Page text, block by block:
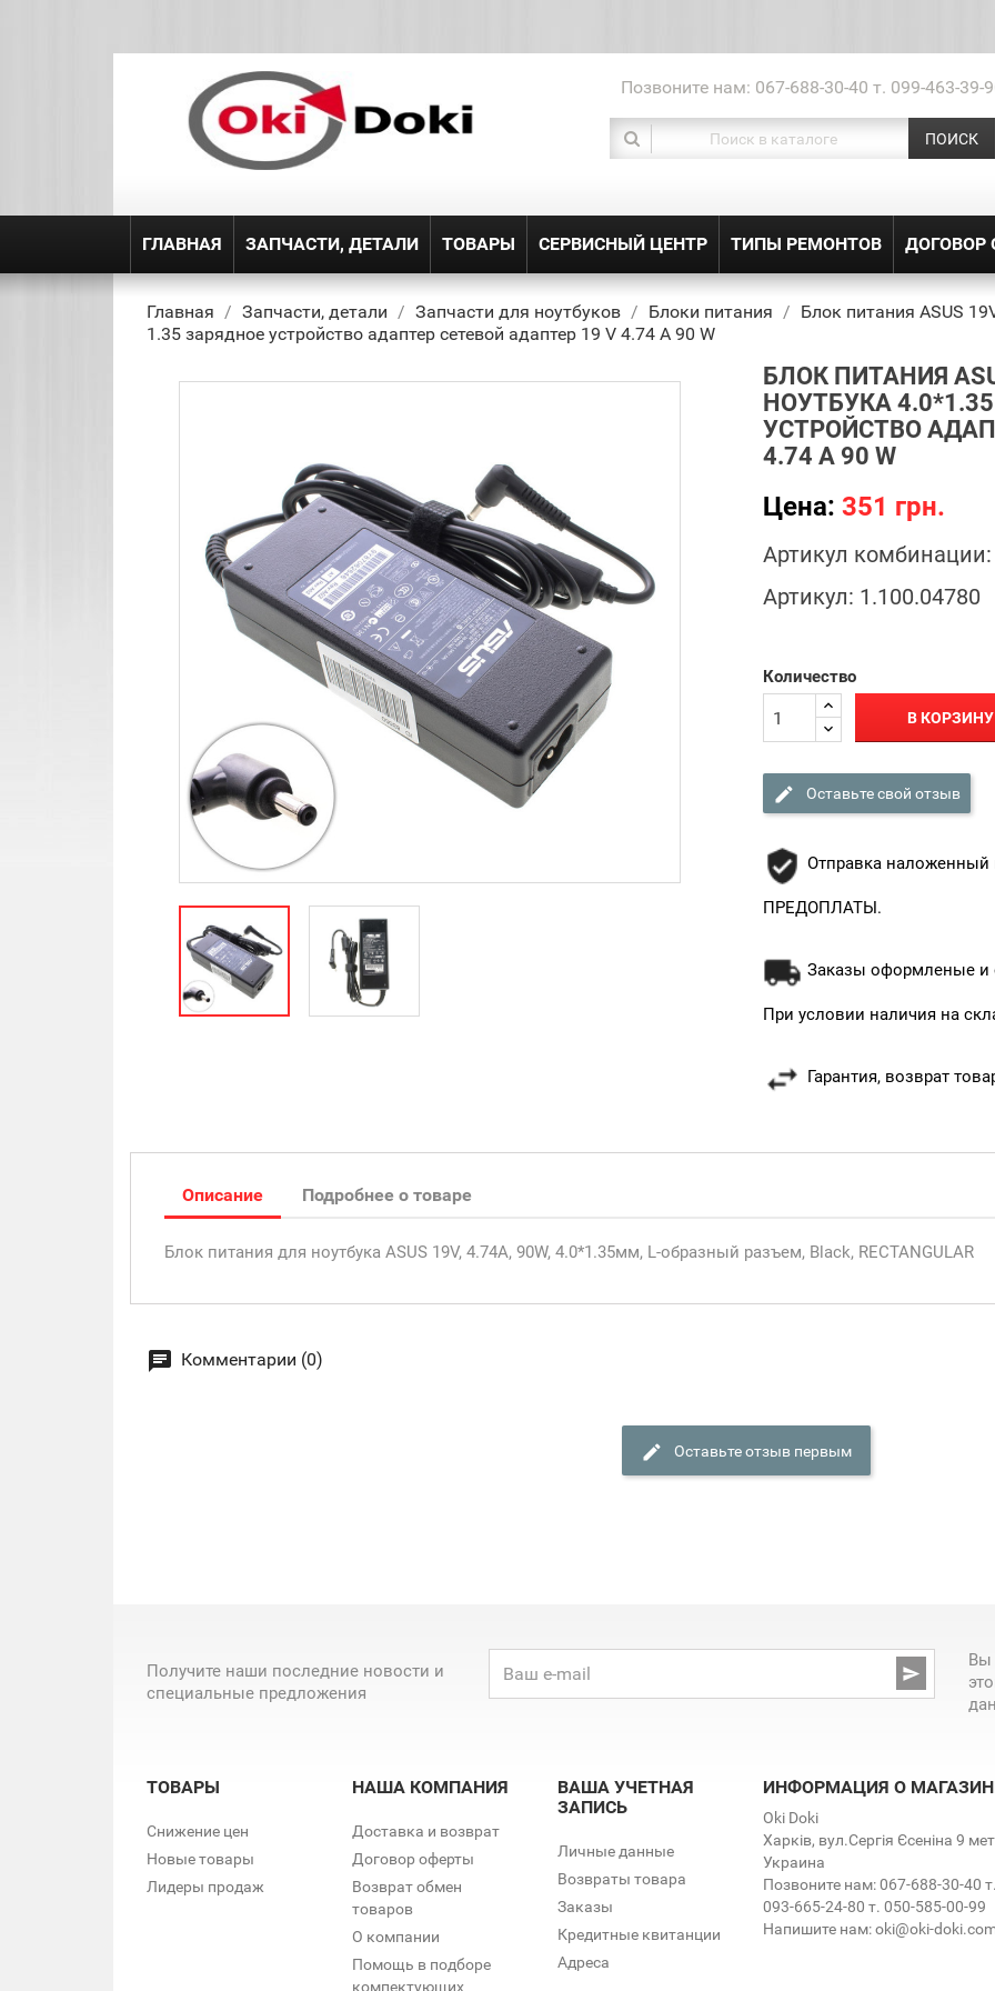
Позвоните нам: 067-688-30-40 т. 099-463-39-
ПОИСК
ГЛАВНАЯ ЗАПЧАСТИ, ДЕТАЛИ ТОВАРЫ СЕРВИСНЫЙ ЦЕНТР ТИПЫ РЕМОНТОВ ДОГОВОР
Главная Запчасти, детали Запчасти для ноутбуков Блоки питания
Блок питания ASUS
1.35 зарядное устройство адаптер сетевой адаптер 19 V 4.74 A 90 W
БЛОК ПИТАНИЯ
НОУТБУКА
УСТРОЙСТВО
4.74 A 90 W
Цена: 351 грн.
Артикул комбинации:
Артикул: 1.100.04780
Количество
В КОРЗИНУ
Оставьте свой отзыв
Отправка наложенный
ПРЕДОПЛАТЫ.
Заказы оформленые и
При условии наличия на
Гарантия, возврат
Описание Подробнее о товаре
Блок питания для ноутбука ASUS 19V, 4.74A, 90W, 4.0*1.35мм, L-образный разъем, Black, RECTANGULAR
Комментарии (0)
Оставьте отзыв первым
Получите наши последние новости и
специальные предложения

Вы
ТОВАРЫ
Снижение цен
Новые товары
Лидеры продаж
НАША КОМПАНИЯ
Доставка и возврат
Договор оферты
Возврат обмен
товаров
О компании
Помощь в подборе
компектующих
ВАША УЧЕТНАЯ
ЗАПИСЬ
Личные данные
Возвраты товара
Заказы
Кредитные квитанции
Адреса
ИНФОРМАЦИЯ О
Oki Doki
Харків, вул.Сергія Єсеніна 9
Украина
Позвоните нам:067-688-30-40
093-665-24-80 т. 050-585-00-99
Напишите нам:oki@oki-